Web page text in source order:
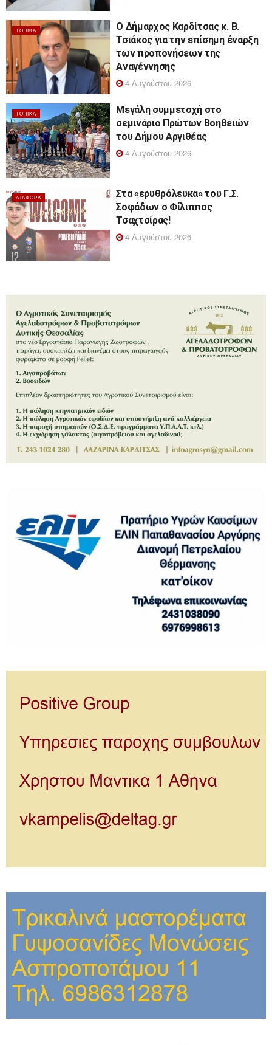
ΤΟΠΙΚΆ
Ο Δήμαρχος Καρδίτσας κ. Β.
Τσιάκος για την επίσημη έναρξη
των προπονήσεων της
Αναγέννησης
4 Αυγούστου 2026
ΤΟΠΙΚΆ
Μεγάλη συμμετοχή στο
σεμινάριο Πρώτων Βοηθειών
του Δήμου Αργιθέας
4 Αυγούστου 2026
ΔΙΆΦΟΡΑ
Στα «ερυθρόλευκα» του Γ.Σ.
Σοφάδων ο Φίλιππος
Τσαχτσίρας!
4 Αυγούστου 2026